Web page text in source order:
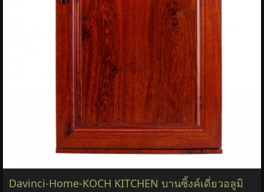
Davinci-Home-KOCH KITCHEN บานซิ้งค์เดี่ยวอลูมิ